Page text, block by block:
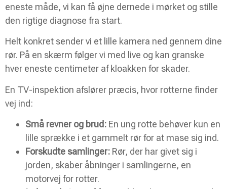
eneste måde, vi kan få øjne dernede i mørket og stille
den rigtige diagnose fra start.
Helt konkret sender vi et lille kamera ned gennem dine
rør. På en skærm følger vi med live og kan granske
hver eneste centimeter af kloakken for skader.
En TV-inspektion afslører præcis, hvor rotterne finder
vej ind:
Små revner og brud: En ung rotte behøver kun en
lille sprække i et gammelt rør for at mase sig ind.
Forskudte samlinger: Rør, der har givet sig i
jorden, skaber åbninger i samlingerne, en
motorvej for rotter.